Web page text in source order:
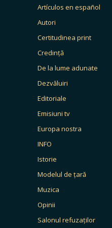
Artículos en español
Autori
Certitudinea print
Credință
De la lume adunate
Dezvăluiri
Editoriale
Emisiuni tv
Europa nostra
INFO
Istorie
Modelul de țară
Muzica
Opinii
Salonul refuzaților